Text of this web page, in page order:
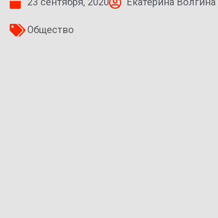
Общество